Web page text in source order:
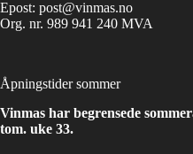
Epost: post@vinmas.no
Org. nr. 989 941 240 MVA
Åpningstider sommer
Vinmas har begrensede
tom. uke 33.